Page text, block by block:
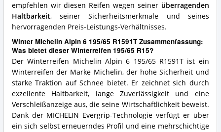
empfehlen wir diesen Reifen wegen seiner überragenden
Haltbarkeit, seiner Sicherheitsmerkmale und seines
hervorragenden Preis-Leistungs-Verhältnisses.
Winter Michelin Alpin 6 195/65 R1591T Zusammenfassung:
Was bietet dieser Winterreifen 195/65 R15?
Der Winterreifen Michelin Alpin 6 195/65 R1591T ist ein
Winterreifen der Marke Michelin, der hohe Sicherheit und
starke Traktion auf Schnee bietet. Er zeichnet sich durch
exzellente Haltbarkeit, lange Zuverlässigkeit und eine
Verschleißanzeige aus, die seine Wirtschaftlichkeit beweist.
Dank der MICHELIN Evergrip-Technologie verfügt er über
ein sich selbst erneuerndes Profil und eine mehrschichtige